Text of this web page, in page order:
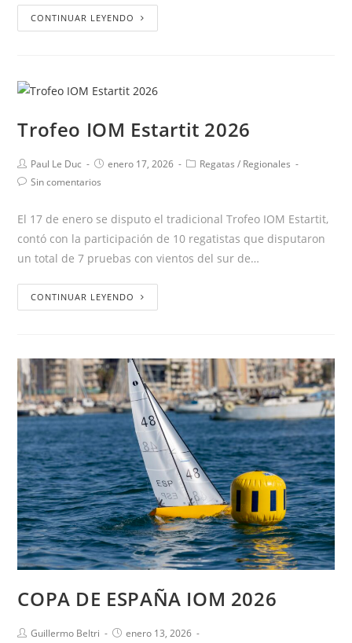
CONTINUAR LEYENDO
Trofeo IOM Estartit 2026
Paul Le Duc enero 17, 2026 Regatas / Regionales
Sin comentarios
El 17 de enero se disputo el tradicional Trofeo IOM Estartit,
contó con la participación de 10 regatistas que disputaron
un total de 7 pruebas con vientos del sur de…
CONTINUAR LEYENDO
COPA DE ESPAÑA IOM 2026
Guillermo Beltri
enero 13, 2026